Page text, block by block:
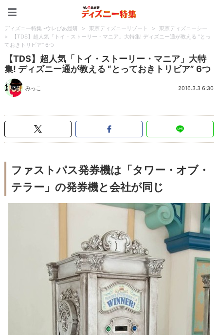
ディズニー特集 -ウレぴあ総研 > 東京ディズニーリゾート >
東京ディズニーシー
>
【TDS】超人気「トイ・ストーリー・マニア」大特集! ディズニー通が教える “とっ
ておきトリビア” 6つ
【TDS】超人気「トイ・ストーリー・マニア」大特
集! ディズニー通が教える “とっておきトリビア” 6つ
みっこ 2016.3.3 6:30
ファストパス発券機は「タワー・オブ・
テラー」の発券機と会社が同じ